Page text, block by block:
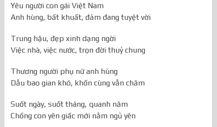
Yêu người con gái Việt Nam
Anh hùng, bất khuất, đảm đang tuyệt vời
Trung hậu, đẹp xinh dạng ngời
Việc nhà, việc nước, trọn đời thuỷ chung
Thương người phụ nữ anh hùng
Dẫu bao gian khó, khốn cùng vẫn chăm
Suốt ngày, suốt tháng, quanh năm
Chồng con yên giấc mới nằm ngủ yên